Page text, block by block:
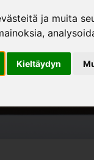
ja muita
Kieltäydyn